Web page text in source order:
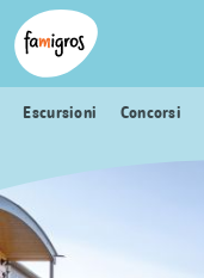
Navigazione
segnalibri
Header
Logo
Escursioni Concorsi